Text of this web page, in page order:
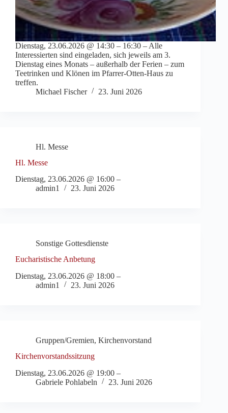
Dienstag, 23.06.2026 @ 14:30 – 16:30 – Alle
Interessierten sind eingeladen, sich jeweils am 3.
Dienstag eines Monats – außerhalb der Ferien – zum
Teetrinken und Klönen im Pfarrer-Otten-Haus zu
treffen.
Michael Fischer
23. Juni 2026
Hl. Messe
Hl. Messe
Dienstag, 23.06.2026 @ 16:00 –
admin1
23. Juni 2026
Sonstige Gottesdienste
Eucharistische Anbetung
Dienstag, 23.06.2026 @ 18:00 –
admin1
23. Juni 2026
Gruppen/Gremien, Kirchenvorstand
Kirchenvorstandssitzung
Dienstag, 23.06.2026 @ 19:00 –
Gabriele Pohlabeln
23. Juni 2026